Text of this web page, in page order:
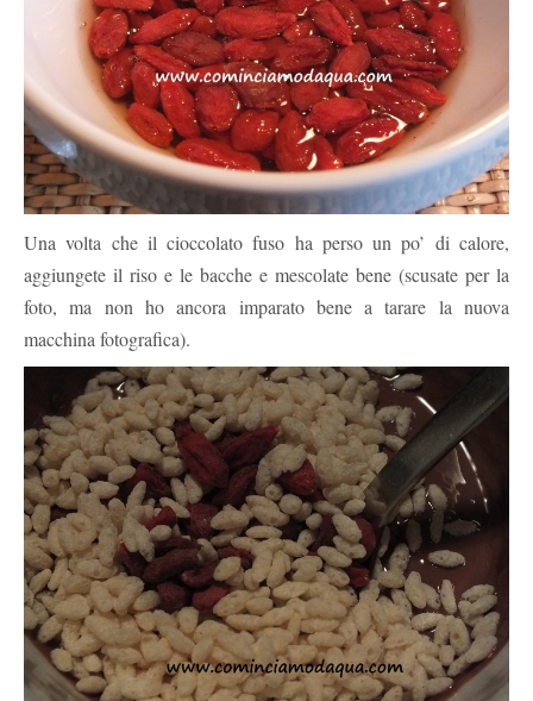
Una volta che il cioccolato fuso ha perso un po’ di calore,
aggiungete il riso e le bacche e mescolate bene (scusate per la
foto, ma non ho ancora imparato bene a tarare la nuova
macchina fotografica).